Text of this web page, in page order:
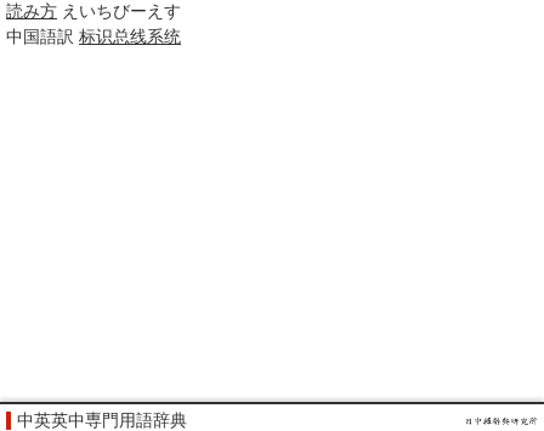
読み方 えいちびーえす
中国語訳 标识总线系统
中英英中専門用語辞典